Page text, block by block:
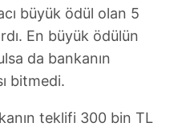
büyük ödül olan 5
En büyük ödülün
da bankanın
bitmedi.
teklifi 300 bin TL